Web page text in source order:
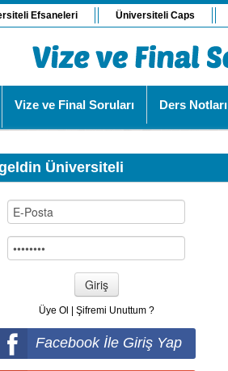
Efsaneleri Üniversiteli Caps
Vize ve Final Soruları Ders Notları
Üniversiteli
Giriş
Üye Ol Şifremi Unuttum ?
Facebook İle Giriş Yap